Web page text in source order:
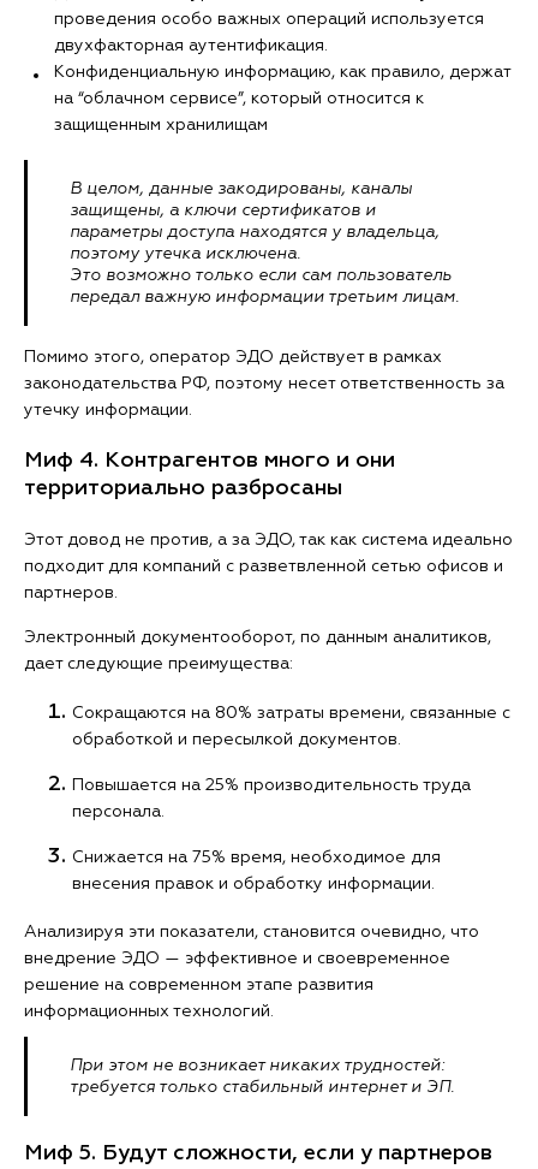
проведения особо важных операций используется
двухфакторная аутентификация.
Конфиденциальную информацию, как правило, держат
на “облачном сервисе”, который относится к
защищенным хранилищам
В целом, данные закодированы, каналы
защищены, а ключи сертификатов и
параметры доступа находятся у владельца,
поэтому утечка исключена.
Это возможно только если сам пользователь
передал важную информации третьим лицам.
Помимо этого, оператор ЭДО действует в рамках
законодательства РФ, поэтому несет ответственность за
утечку информации.
Миф 4. Контрагентов много и они
территориально разбросаны
Этот довод не против, а за ЭДО, так как система идеально
подходит для компаний с разветвленной сетью офисов и
партнеров.
Электронный документооборот, по данным аналитиков,
дает следующие преимущества:
Сокращаются на 80% затраты времени, связанные с
обработкой и пересылкой документов.
Повышается на 25% производительность труда
персонала.
Снижается на 75% время, необходимое для
внесения правок и обработку информации.
Анализируя эти показатели, становится очевидно, что
внедрение ЭДО — эффективное и своевременное
решение на современном этапе развития
информационных технологий.
При этом не возникает никаких трудностей:
требуется только стабильный интернет и ЭП.
Миф 5. Будут сложности, если у партнеров